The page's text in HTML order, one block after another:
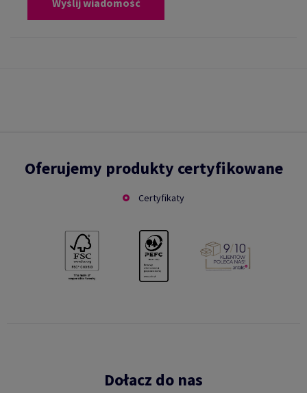
Wyślij wiadomość
Oferujemy produkty certyfikowane
Certyfikaty
Dołacz do nas